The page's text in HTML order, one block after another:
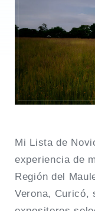
Mi Lista de
experiencia de
Región del
Verona, Curicó,